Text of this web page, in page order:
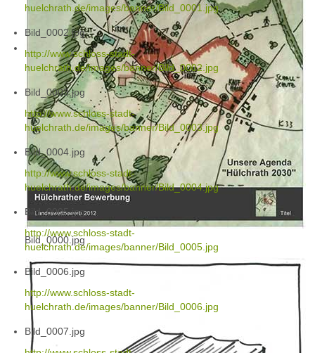
Bild_0000.jpg
huelchrath.de/images/banner/Bild_0001.jpg
Bild_0002.jpg
http://www.schloss-stadt-
huelchrath.de/images/banner/Bild_0002.jpg
Bild_0003.jpg
http://www.schloss-stadt-
huelchrath.de/images/banner/Bild_0003.jpg
Bild_0004.jpg
http://www.schloss-stadt-
huelchrath.de/images/banner/Bild_0004.jpg
Bild_0005.jpg
http://www.schloss-stadt-
huelchrath.de/images/banner/Bild_0005.jpg
Bild_0006.jpg
http://www.schloss-stadt-
huelchrath.de/images/banner/Bild_0006.jpg
Bild_0007.jpg